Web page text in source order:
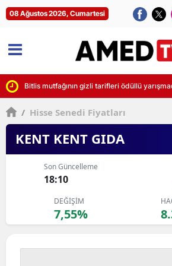
08 Ağustos 2026, Cumartesi
Bitlis mutfağının gizli tarifleri ödüllü
/ Hisse Senedi Fiyatları
KENT KENT GIDA
Son Güncelleme
18:10
DEĞİŞİM
7,55%